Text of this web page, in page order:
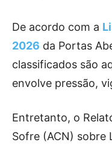
De acordo com a
2026 da Portas
classificados são
envolve pressão,
Entretanto, o
Sofre (ACN) sobre